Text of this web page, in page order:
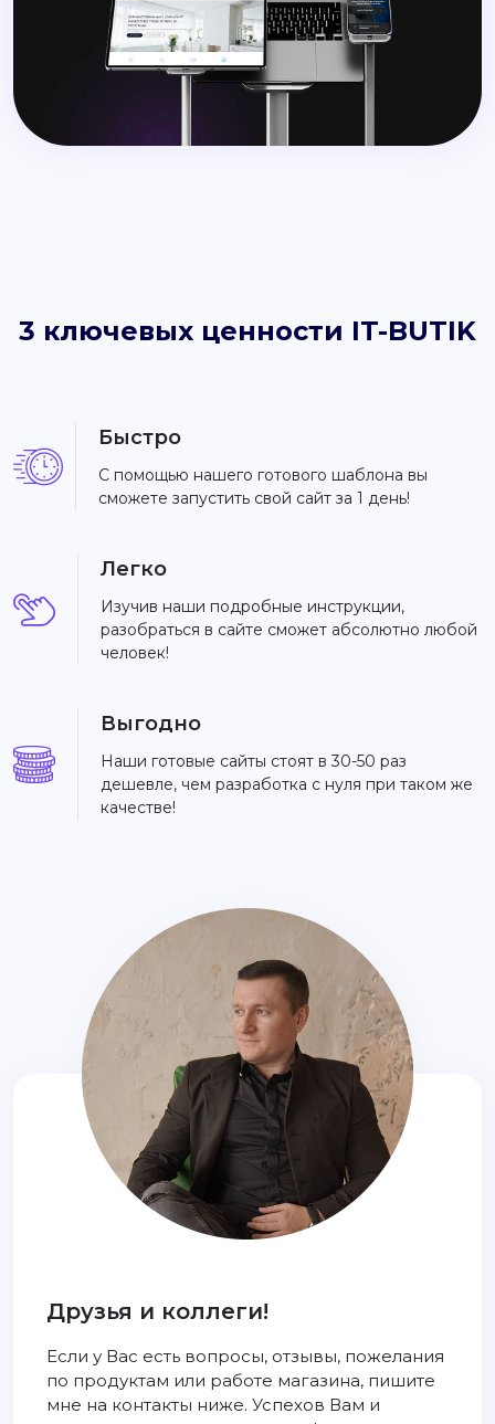
3 ключевых ценности IT-BUTIK
Быстро
С помощью нашего готового шаблона вы
сможете запустить свой сайт за 1 день!
Легко
Изучив наши подробные инструкции,
разобраться в сайте сможет абсолютно любой
человек!
Выгодно
Наши готовые сайты стоят в 30-50 раз
дешевле, чем разработка с нуля при таком же
качестве!
Друзья и коллеги!
Если у Вас есть вопросы, отзывы, пожелания
по продуктам или работе магазина, пишите
мне на контакты ниже. Успехов Вам и